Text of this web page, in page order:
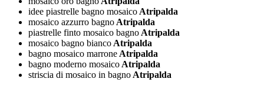
idee piastrelle bagno mosaicoAtripalda
mosaico azzurro bagnoAtripalda
piastrelle finto mosaico bagnoAtripalda
mosaico bagno biancoAtripalda
bagno mosaico marroneAtripalda
bagno moderno mosaicoAtripalda
striscia di mosaico in bagnoAtripalda